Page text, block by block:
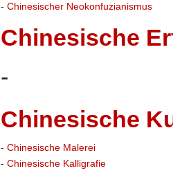
-Chinesischer Neokonfuzianismus
Chinesische
-
Chinesische
-Chinesische Malerei
-Chinesische Kalligrafie